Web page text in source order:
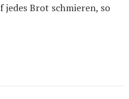
jedes Brot schmieren, so